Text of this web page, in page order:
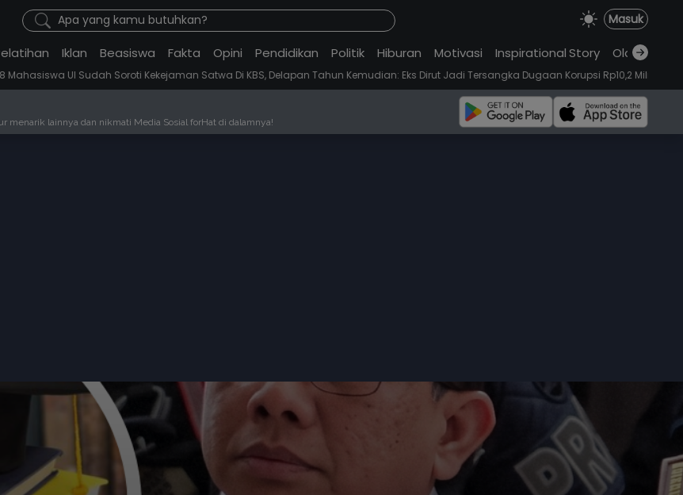
Apa yang kamu butuhkan? Masuk
Iklan Beasiswa Fakta Opini Pendidikan Politik Hiburan Motivasi InspirationalStory Olahraga
Soroti Kekejaman Satwa Di KBS, Delapan Tahun Kemudian: Eks Dirut Jadi Tersangka Dugaan Korupsi Rp10,2 Miliar • Maba UI Soroti
menarik lainnya dan nikmati Media Sosial forHat di dalamnya!